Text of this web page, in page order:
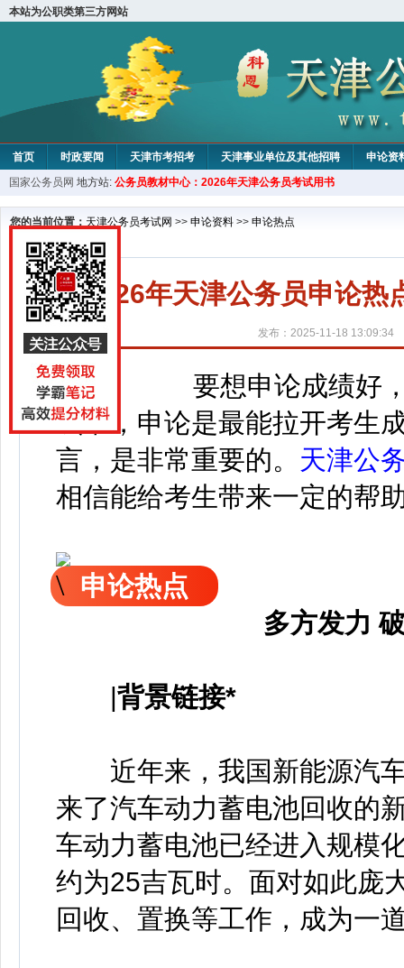
本站为公职类第三方网站
首页 时政要闻 天津市考招考 天津事业单位及其他招聘 申论资
教材中心
国家公务员网 地方站: 公务员教材中心：2026年天津公务员考试用书
您的当前位置： 天津公务员考试网 >> 申论资料 >> 申论热点
2026年天津公务员申论热
发布：2025-11-18 13:09:34
要想申论成绩好
试中，申论是最能拉开考生
言，是非常重要的。 天津公
相信能给考生带来一定的帮
申论热点
多方发力
|背景链接*
近年来，我国新能源汽车
来了汽车动力蓄电池回收的
车动力蓄电池已经进入规模
约为25吉瓦时。面对如此庞
回收、置换等工作，成为一